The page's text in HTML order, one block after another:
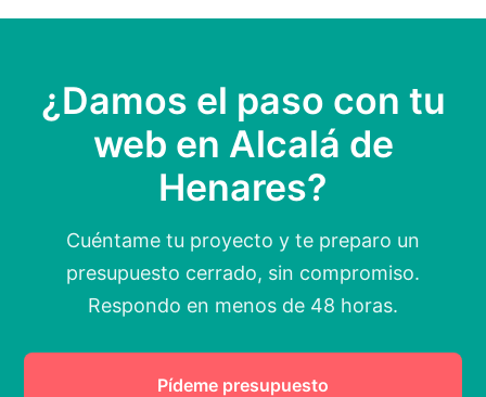
¿Damos el paso con tu
web en Alcalá de
Henares?
Cuéntame tu proyecto y te preparo un
presupuesto cerrado, sin compromiso.
Respondo en menos de 48 horas.
Pídeme presupuesto